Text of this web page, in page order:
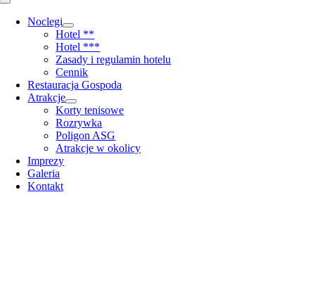
Toggle
Navigation
Noclegi
Hotel **
Hotel ***
Zasady i regulamin hotelu
Cennik
Restauracja Gospoda
Atrakcje
Korty tenisowe
Rozrywka
Poligon ASG
Atrakcje w okolicy
Imprezy
Galeria
Kontakt